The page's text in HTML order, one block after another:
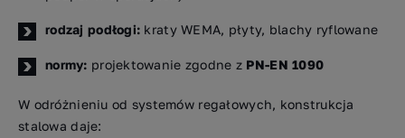
rodzaj podłogi: kraty WEMA, płyty, blachy ryflowane
normy: projektowanie zgodne z PN-EN 1090
W odróżnieniu od systemów regałowych, konstrukcja
stalowa daje: